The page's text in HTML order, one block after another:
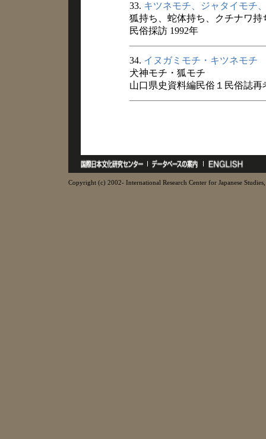
33. キツネモチ、ジャタイモチ
狐持ち、蛇体持ち、クチナワ持
民俗採訪 1992年
34. イヌガミモチ・キツネモチ
犬神モチ・狐モチ
山口県史資料編民俗１民俗誌再
Copyright (c) 2002- International Research Center for Japanese